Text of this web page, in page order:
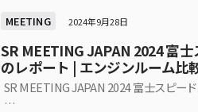
MEETING 2024年9月28日
SR MEETING JAPAN 2024 富
のレポート | エンジンルーム比
SR MEETING JAPAN 2024 富士スピー
…